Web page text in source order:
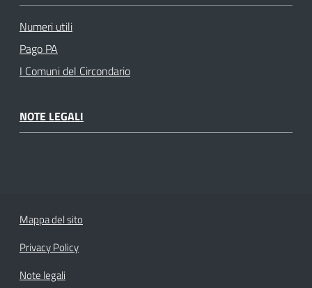
Numeri utili
Pago PA
I Comuni del Circondario
NOTE LEGALI
Mappa del sito
Privacy Policy
Note legali